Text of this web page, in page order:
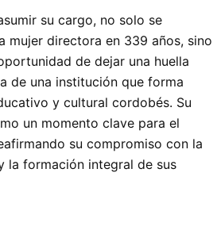
su cargo, no solo se
mujer directora en 339 años, sino
de dejar una huella
de una institución que forma
y cultural cordobés. Su
un momento clave para el
su compromiso con la
la formación integral de sus